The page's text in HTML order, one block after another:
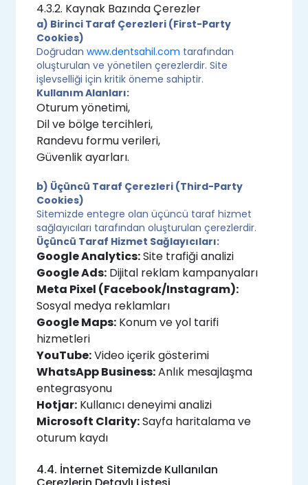
4.3.2. Kaynak Bazında Çerezler
a) Birinci Taraf Çerezleri (First-Party
Cookies)
Doğrudanwww.dentsahil.com tarafından
oluşturulan ve yönetilen çerezlerdir. Site
işlevselliği için kritik öneme sahiptir.
Kullanım Alanları:
Oturum yönetimi,
Dil ve bölge tercihleri,
Randevu formu verileri,
Güvenlik ayarları.
b) Üçüncü Taraf Çerezleri (Third-Party
Cookies)
Sitemizde entegre olan üçüncü taraf hizmet
sağlayıcıları tarafından oluşturulan çerezlerdir.
Üçüncü Taraf Hizmet Sağlayıcıları:
Google Analytics:Site trafiği analizi
Google Ads: Dijital reklam kampanyaları
Meta Pixel (Facebook/Instagram):
Sosyal medya reklamları
Google Maps: Konum ve yol tarifi
hizmetleri
YouTube:Video içerik gösterimi
WhatsApp Business:Anlık mesajlaşma
entegrasyonu
Hotjar: Kullanıcı deneyimi analizi
Microsoft Clarity:Sayfa haritalama ve
oturum kaydı
4.4. İnternet Sitemizde Kullanılan